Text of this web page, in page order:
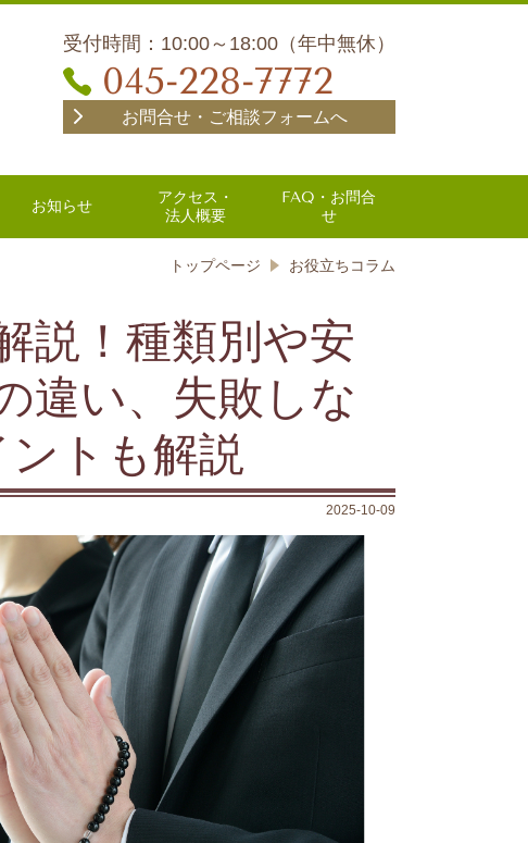
受付時間：10:00～18:00（年中無休）
045-228-7772
お問合せ・ご相談フォームへ
お知らせ
アクセス・
法人概要
FAQ・お問合
せ
トップページ お役立ちコラム
説！種類別や安
違い、失敗しな
トも解説
2025-10-09